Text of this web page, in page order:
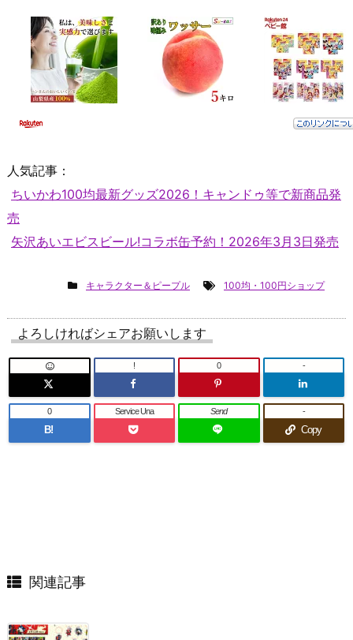
人気記事：
ちいかわ100均最新グッズ2026！キャンドゥ等で新商品発
売
矢沢あいエビスビール!コラボ缶予約！2026年3月3日発売
キャラクター＆ピープル 100均・100円ショップ
よろしければシェアお願いします
! 0 -
B!
0 Service Una Send
Copy
-
関連記事